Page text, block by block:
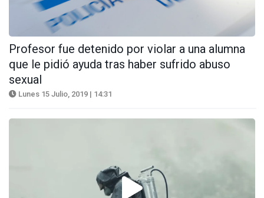
Profesor fue detenido por violar a una alumna
que le pidió ayuda tras haber sufrido abuso
sexual
Lunes 15 Julio, 2019 | 14:31